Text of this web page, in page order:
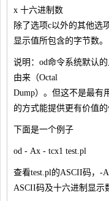
x 十六进制数
除了选项c以外的其他选
显示值所包含的字节数。
说明：od命令系统默认
由来（Octal
Dump）。但这不是最有
的方式能提供更有价值的
下面是一个例子
od - Ax - tcx1 test.pl
查看test.pl的ASCII码，-
ASCII码及十六进制显示